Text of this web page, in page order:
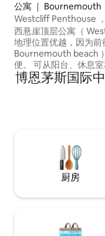
公寓 ｜ Bournemouth
Westcliff Penthouse
西悬崖顶层公寓（
地理位置优越，因为前
Bournemouth beach
便。 可从阳台、休息
景、老哈里斯岩石、伯
Bournemouth ）以及
与伦比。 公寓设有2张
博恩茅斯国际
厨房